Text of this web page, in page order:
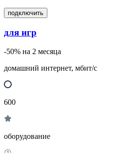
подключить
для игр
-50% на 2 месяца
домашний интернет, мбит/с
600
оборудование